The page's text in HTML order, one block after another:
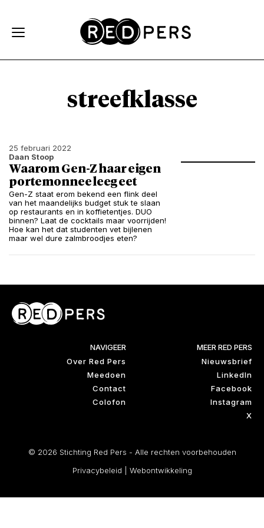
streefklasse
25 februari 2022
Daan Stoop
Waarom Gen-Z haar eigen
portemonnee leeg eet
Gen-Z staat erom bekend een flink deel
van het maandelijks budget stuk te slaan
op restaurants en in koffietentjes. DUO
binnen? Laat de cocktails maar voorrijden!
Hoe kan het dat studenten vet bijlenen
maar wel dure zalmbroodjes eten?
NAVIGEER
Over Red Pers
Meedoen
Contact
Colofon
MEER RED PERS
Nieuwsbrief
LinkedIn
Facebook
Instagram
X
© 2026 Stichting Red Pers - Alle rechten voorbehouden
Privacybeleid
Webontwikkeling